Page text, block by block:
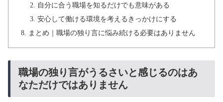
自分に合う職場を知るだけでも意味がある
安心して働ける環境を考えるきっかけにする
まとめ｜職場の独り言に悩み続ける必要はありません
職場の独り言がうるさいと感じるのはあ
なただけではありません